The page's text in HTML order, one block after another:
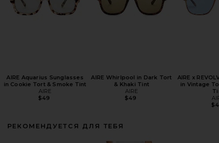
AIRE Aquarius Sunglasses
in Cookie Tort & Smoke Tint
AIRE
$49
AIRE Whirlpool in Dark Tort
& Khaki Tint
AIRE
$49
AIRE x
in Vintage
РЕКОМЕНДУЕТСЯ ДЛЯ ТЕБЯ